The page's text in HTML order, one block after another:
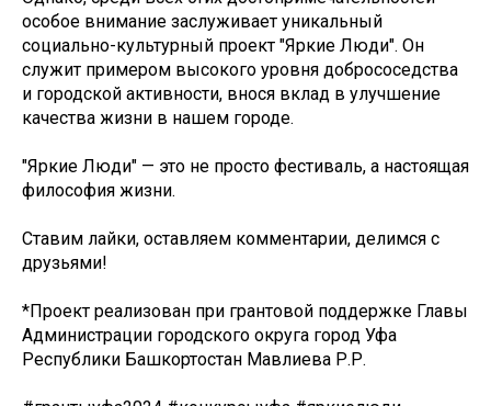
особое внимание заслуживает уникальный
социально-культурный проект "Яркие Люди". Он
служит примером высокого уровня добрососедства
и городской активности, внося вклад в улучшение
качества жизни в нашем городе.
"Яркие Люди" — это не просто фестиваль, а настоящая
философия жизни.
Ставим лайки, оставляем комментарии, делимся с
друзьями!
*Проект реализован при грантовой поддержке Главы
Администрации городского округа город Уфа
Республики Башкортостан Мавлиева Р.Р.